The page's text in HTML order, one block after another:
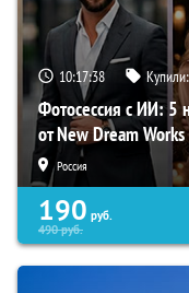
10:17:37
Фотосессия с ИИ: 5
от New Dream Works
Россия
190 руб.
490руб.